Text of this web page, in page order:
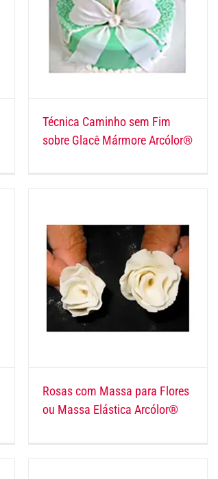
Técnica Caminho sem Fim
sobre Glacê Mármore Arcólor®
Rosas com Massa para Flores
ou Massa Elástica Arcólor®